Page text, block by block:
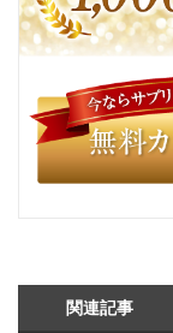
関連記事